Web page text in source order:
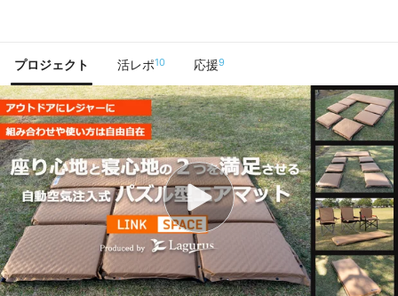
プロジェクト 活レポ10 応援9